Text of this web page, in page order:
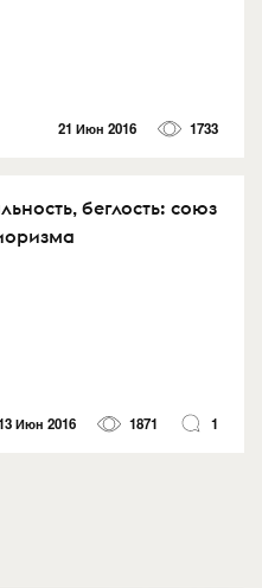
21 Июн 2016 1733
беглость: союз
Июн 2016 1871 1